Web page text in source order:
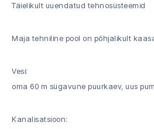
Täielikult uuendatud tehnosüsteemid
Maja tehniline pool on põhjalikult
Vesi:
oma 60 m sügavune puurkaev, uus
Kanalisatsioon: